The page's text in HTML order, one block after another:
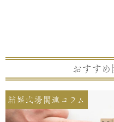
おすす
結婚式場関連コラム